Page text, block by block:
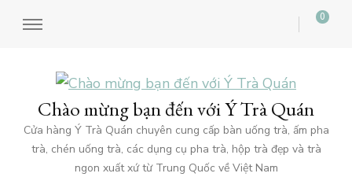
0
Chào mừng bạn đến với Ý Trà Quán
Cửa hàng Ý Trà Quán chuyên cung cấp bàn uống trà, ấm pha
trà, chén uống trà, các dụng cụ pha trà, hộp trà đẹp và trà
ngon xuất xứ từ Trung Quốc về Việt Nam